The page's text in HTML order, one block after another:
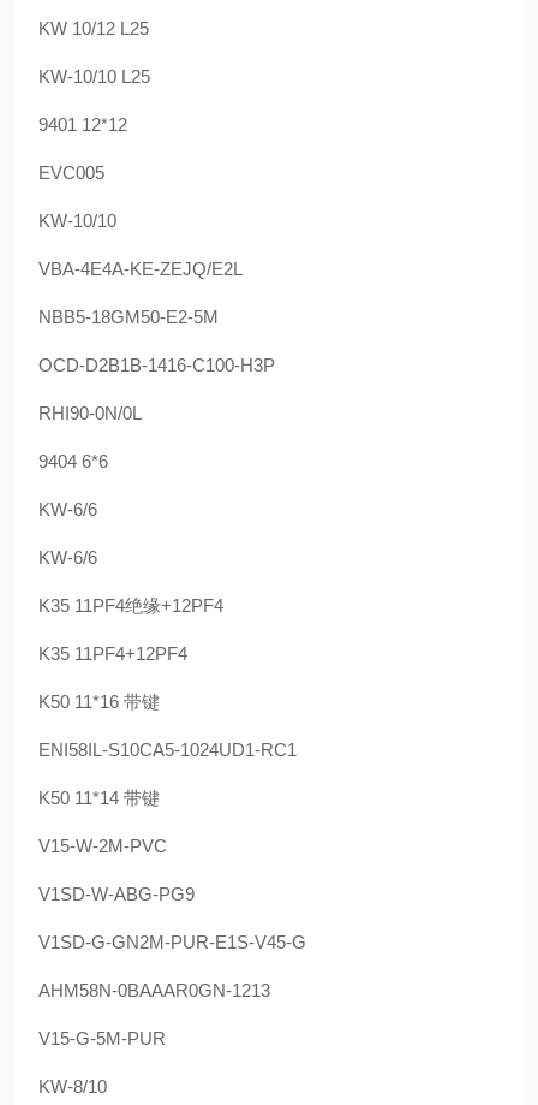
KW 10/12 L25
KW-10/10 L25
9401 12*12
EVC005
KW-10/10
VBA-4E4A-KE-ZEJQ/E2L
NBB5-18GM50-E2-5M
OCD-D2B1B-1416-C100-H3P
RHI90-0N/0L
9404 6*6
KW-6/6
KW-6/6
K35 11PF4绝缘+12PF4
K35 11PF4+12PF4
K50 11*16 带键
ENI58IL-S10CA5-1024UD1-RC1
K50 11*14 带键
V15-W-2M-PVC
V1SD-W-ABG-PG9
V1SD-G-GN2M-PUR-E1S-V45-G
AHM58N-0BAAAR0GN-1213
V15-G-5M-PUR
KW-8/10